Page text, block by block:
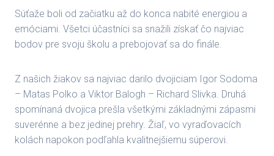
Súťaže boli od začiatku až do konca nabité energiou a
emóciami. Všetci účastníci sa snažili získať čo najviac
bodov pre svoju školu a prebojovať sa do finále.
Z našich žiakov sa najviac darilo dvojiciam Igor Sodoma
– Matas Polko a Viktor Balogh – Richard Slivka. Druhá
spomínaná dvojica prešla všetkými základnými zápasmi
suverénne a bez jedinej prehry. Žiaľ, vo vyraďovacích
kolách napokon podľahla kvalitnejšiemu súperovi.